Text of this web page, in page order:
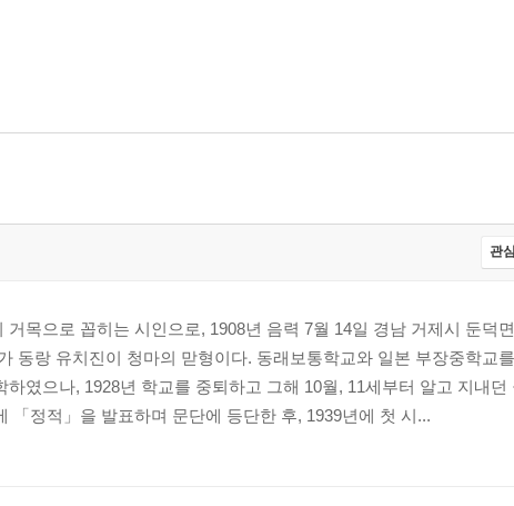
관
거목으로 꼽히는 시인으로, 1908년 음력 7월 14일 경남 거제시 둔덕
동랑 유치진이 청마의 맏형이다. 동래보통학교와 일본 부장중학교
하였으나, 1928년 학교를 중퇴하고 그해 10월, 11세부터 알고 지내
「정적」을 발표하며 문단에 등단한 후, 1939년에 첫 시...